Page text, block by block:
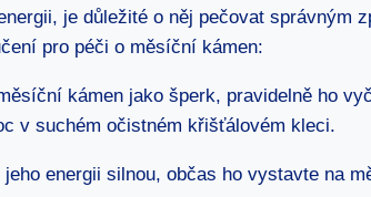
je důležité o něj pečovat správným
pro péči o měsíční kámen:
kámen jako šperk, pravidelně ho
v suchém očistném křišťálovém kleci.
energii silnou, občas ho vystavte na